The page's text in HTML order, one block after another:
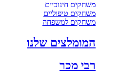
משחקים חינוכיים
משחקים טיפוליים
משחקים למשפחה
המומלצים שלנו
רבי מכר